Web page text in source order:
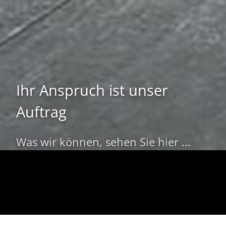
Ihr Anspruch ist unser
Auftrag
Was wir können, sehen Sie hier ...